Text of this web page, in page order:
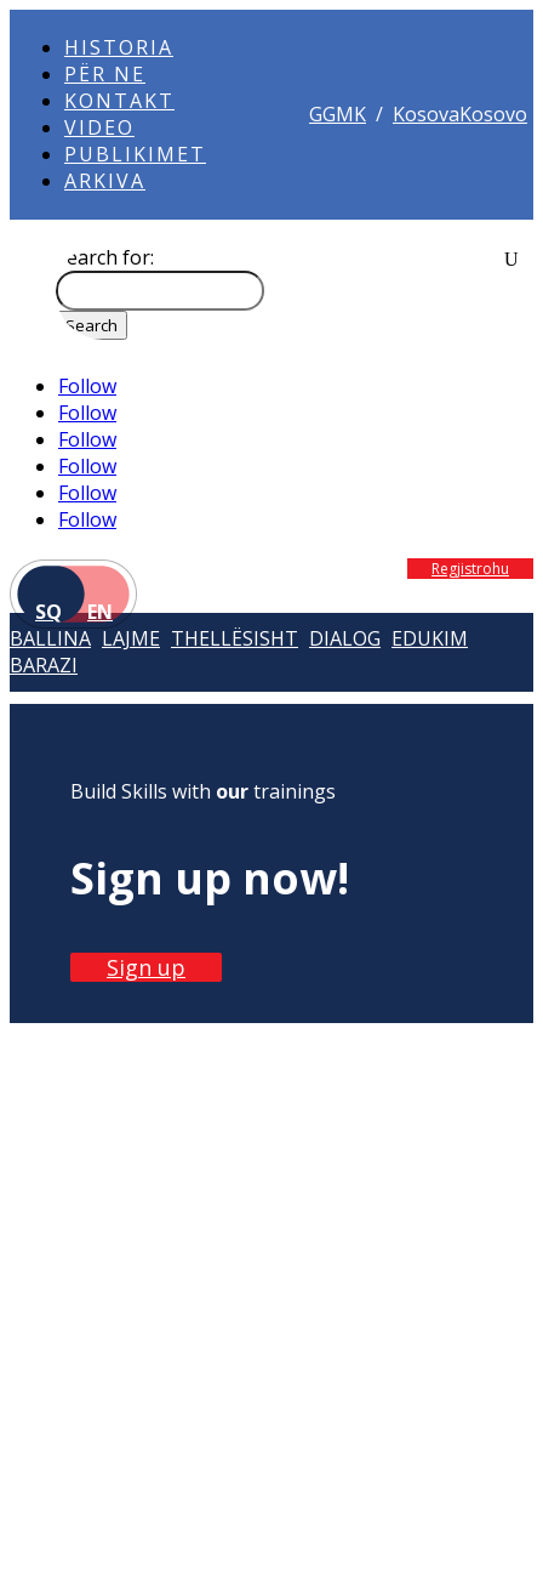
HISTORIA
PËR NE
KONTAKT
VIDEO
PUBLIKIMET
ARKIVA
GGMK / KosovaKosovo
Search for:
Follow
Follow
Follow
Follow
Follow
Follow
SQ EN
Regjistrohu
BALLINA LAJME THELLËSISHT DIALOG EDUKIM
BARAZI
Build Skills with ourtrainings
Sign up now!
Sign up